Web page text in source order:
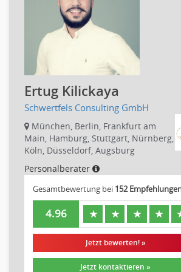
Investment-Banking
Kreditanalyse
Banken, Finanzdienstleister und
Teamleitung
Mergers & Acquisitions
Privatkundengeschäft
Mathematik, Produkt, Statistik
Versicherung: Sachbearbeitung
Zahlungsverkehr
Ausbilder
Berufsschule
Erwachsenenbildung
Kindergarten, KiTa, Vorschule
Bildung & Soziales Leitung, Teamleitung
Sozialarbeit
Ertug Kilickaya
Schwertfels Consulting GmbH
München, Berlin, Frankfurt am
Main, Hamburg, Stuttgart, Nürnberg,
Köln, Düsseldorf, Augsburg
Personalberater
Gesamtbewertung bei 152
4.96 ★ ★ ★ ★
Jetzt bewerten! »
Jetzt kontaktieren »